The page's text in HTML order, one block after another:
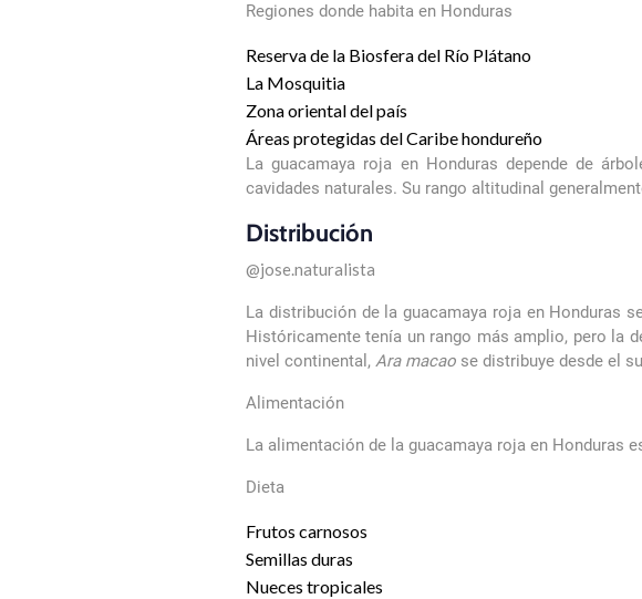
Regiones donde habita en Honduras
Reserva de la Biosfera del Río Plátano
La Mosquitia
Zona oriental del país
Áreas protegidas del Caribe hondureño
La guacamaya roja en Honduras depende de
cavidades naturales. Su rango altitudinal
Distribución
@jose.naturalista
La distribución de la guacamaya roja en Honduras
Históricamente tenía un rango más amplio, pero la
nivel continental, Ara macao se distribuye desde el
Alimentación
La alimentación de la guacamaya roja en Honduras
Dieta
Frutos carnosos
Semillas duras
Nueces tropicales